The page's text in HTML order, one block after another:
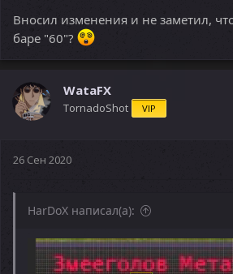
интефейса
Плашка Премиума под
Скрины можно глянуть тут:
Скрины 1
Вносил изменения и не заметил,
баре "60"?
WataFX
TornadoShot VIP
26 Сен 2020
HarDoX написал(а):